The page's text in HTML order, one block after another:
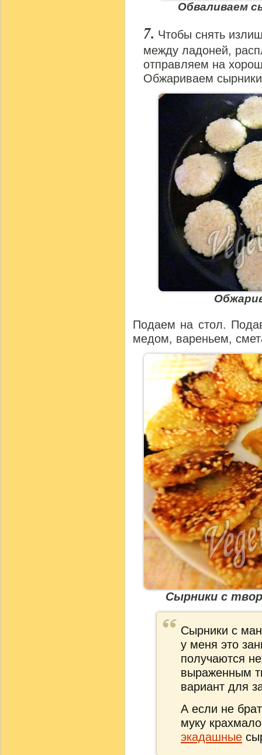
Обваливаем
Чтобы снять
между ладоней,
отправляем на
Обжариваем
Подаем на стол.
медом, вареньем,
Сырники с
Сырники с
у меня это
получаются
выраженным
вариант для
А если не
муку
экадашные